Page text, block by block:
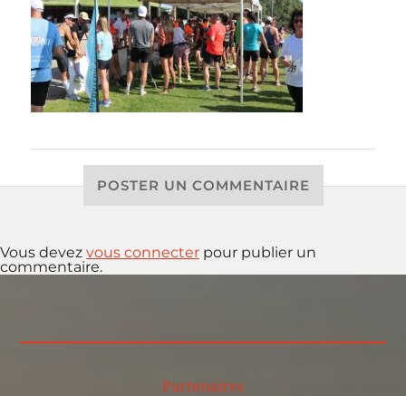
POSTER UN COMMENTAIRE
Vous devez vous connecter pour publier un
commentaire.
Partenaires